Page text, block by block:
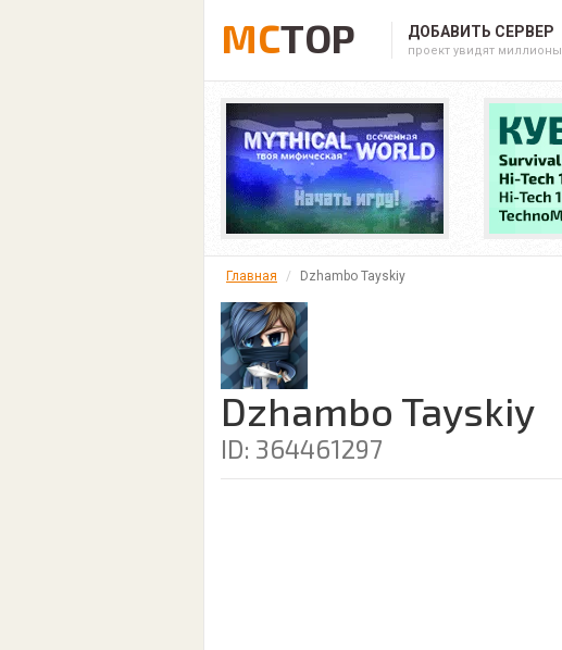
MCTOP ДОБАВИТЬ СЕРВЕР
проект увидят миллионы
Главная Dzhambo Tayskiy
Dzhambo Tayskiy
ID: 364461297